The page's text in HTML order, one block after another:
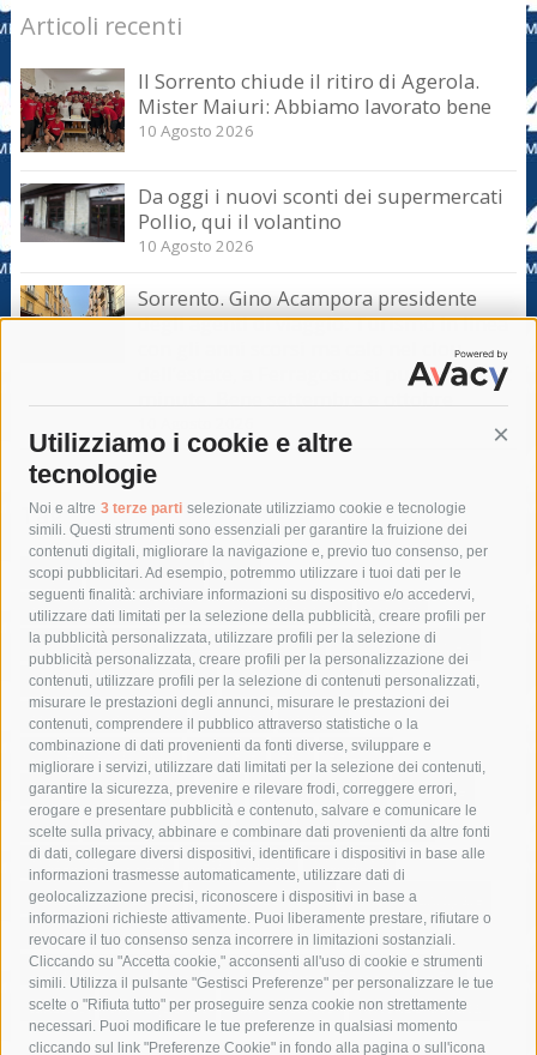
Utilizziamo i cookie e altre
tecnologie
Noi e altre 3 terze parti selezionate utilizziamo cookie e tecnologie
simili. Questi strumenti sono essenziali per garantire la fruizione dei
contenuti digitali, migliorare la navigazione e, previo tuo consenso, per
scopi pubblicitari. Ad esempio, potremmo utilizzare i tuoi dati per le
seguenti finalità: archiviare informazioni su dispositivo e/o accedervi,
utilizzare dati limitati per la selezione della pubblicità, creare profili per
la pubblicità personalizzata, utilizzare profili per la selezione di
pubblicità personalizzata, creare profili per la personalizzazione dei
contenuti, utilizzare profili per la selezione di contenuti personalizzati,
misurare le prestazioni degli annunci, misurare le prestazioni dei
contenuti, comprendere il pubblico attraverso statistiche o la
combinazione di dati provenienti da fonti diverse, sviluppare e
migliorare i servizi, utilizzare dati limitati per la selezione dei contenuti,
garantire la sicurezza, prevenire e rilevare frodi, correggere errori,
erogare e presentare pubblicità e contenuto, salvare e comunicare le
scelte sulla privacy, abbinare e combinare dati provenienti da altre fonti
di dati, collegare diversi dispositivi, identificare i dispositivi in base alle
informazioni trasmesse automaticamente, utilizzare dati di
geolocalizzazione precisi, riconoscere i dispositivi in base a
informazioni richieste attivamente. Puoi liberamente prestare, rifiutare o
revocare il tuo consenso senza incorrere in limitazioni sostanziali.
Cliccando su "Accetta cookie," acconsenti all'uso di cookie e strumenti
simili. Utilizza il pulsante "Gestisci Preferenze" per personalizzare le tue
scelte o "Rifiuta tutto" per proseguire senza cookie non strettamente
necessari. Puoi modificare le tue preferenze in qualsiasi momento
cliccando sul link "Preferenze Cookie" in fondo alla pagina o sull'icona
Articoli recenti
Il Sorrento chiude il ritiro di Agerola.
Mister Maiuri: Abbiamo lavorato bene
10 Agosto 2026
Da oggi i nuovi sconti dei supermercati
Pollio, qui il volantino
10 Agosto 2026
Sorrento. Gino Acampora presidente
degli agenti di viaggio: Turismo in linea
con gli anni scorsi ma calo nel clou
dell’estate, a Ferragosto si punta sul last
minute. Bene settembre e ottobre
Tag
acqua allerta meteo
anas
area marina protetta di punta campanella
arresto
Asl Napoli 3 sud
capitaneria di porto capri
carabinieri
castellammare di stabia
circumvesuviana
comune di sorrento
concerto
contagi
costiera amalfitana
covid-19 eav
elezioni
fondazione sorrento
gori guardia costiera
incidente
lavori
lorenzo balducelli mare
massa lubrense
massimo coppola
Meta napoli
ordinanza
penisola sorrentina
piano di sorrento
polizia municipale
protezione civile
Regione Campania
sant'agnello
sindaco cuomo
sorrento studenti temporali
treni
turismo
Vico Equense villa fiorentino vincenzo de luca